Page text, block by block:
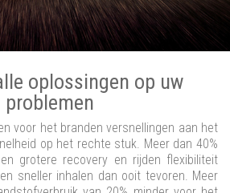
oplossingen op uw
problemen
voor het branden versnellingen aan het
op het rechte stuk. Meer dan 40%
grotere recovery en rijden flexibiliteit
sneller inhalen dan ooit tevoren. Meer